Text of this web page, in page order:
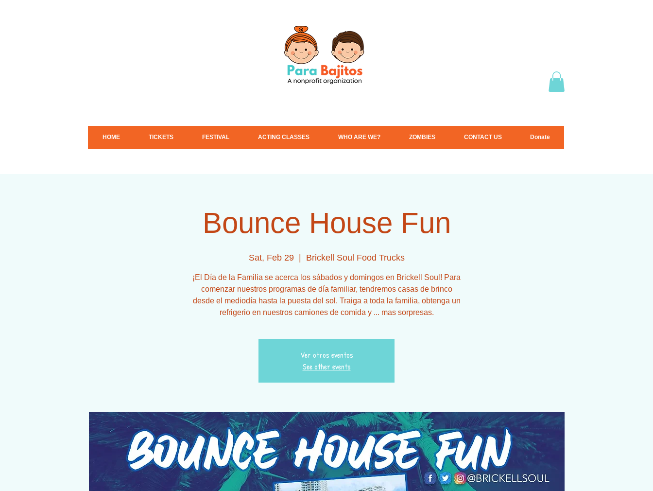
HOME TICKETS FESTIVAL ACTING CLASSES WHO ARE WE? ZOMBIES CONTACT US Donate
Bounce House Fun
Sat, Feb 29
  |
Brickell Soul Food Trucks
¡El Día de la Familia se acerca los sábados y domingos en Brickell Soul! Para
comenzar nuestros programas de día familiar, tendremos casas de brinco
desde el mediodía hasta la puesta del sol. Traiga a toda la familia, obtenga un
refrigerio en nuestros camiones de comida y ... mas sorpresas.
Ver otros eventos
See other events